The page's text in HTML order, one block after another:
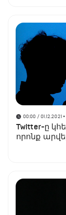
00:00 / 01.12.2021
Twitter-ը
որոնք